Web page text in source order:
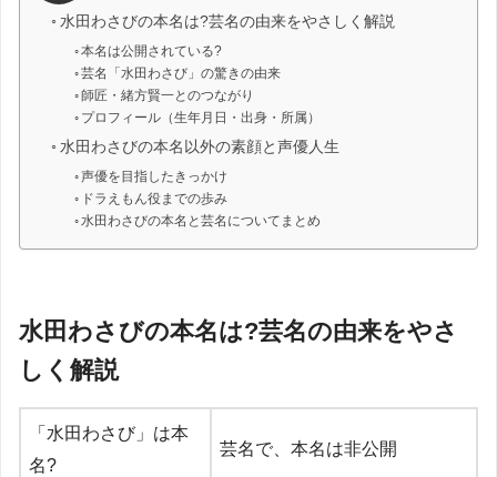
水田わさびの本名は?芸名の由来をやさしく解説
本名は公開されている?
芸名「水田わさび」の驚きの由来
師匠・緒方賢一とのつながり
プロフィール（生年月日・出身・所属）
水田わさびの本名以外の素顔と声優人生
声優を目指したきっかけ
ドラえもん役までの歩み
水田わさびの本名と芸名についてまとめ
水田わさびの本名は?芸名の由来をやさ
しく解説
「水田わさび」は本
名?
芸名で、本名は非公開